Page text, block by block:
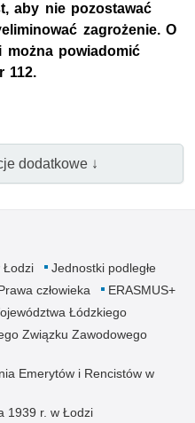
aby nie pozostawać
zagrożenie. O
można powiadomić
112.
dodatkowe ↓
Łodzi
Jednostki podległe
człowieka
ERASMUS+
Łódzkiego
Związku Zawodowego
Emerytów i Rencistów w
1939 r. w Łodzi